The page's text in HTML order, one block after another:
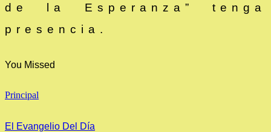
de la Esperanza” tenga
presencia.
You Missed
Principal
El Evangelio Del Día